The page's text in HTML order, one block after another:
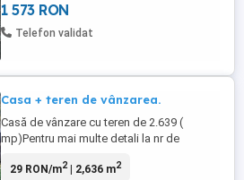
1 573 RON
Telefon validat
Casa + teren de vânzarea.
Casă de vânzare cu teren de 2.639 (
mp)Pentru mai multe detali la nr de
Argeș.
29 RON/m2| 2,636 m2